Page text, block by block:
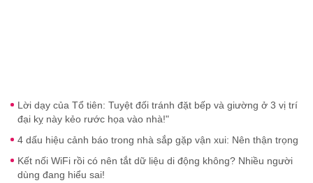
Lời dạy của Tổ tiên: Tuyệt đối tránh đặt bếp và giường ở 3 vị trí
đại kỵ này kẻo rước họa vào nhà!"
4 dấu hiệu cảnh báo trong nhà sắp gặp vận xui: Nên thận trọng
Kết nối WiFi rồi có nên tắt dữ liệu di động không? Nhiều người
dùng đang hiểu sai!